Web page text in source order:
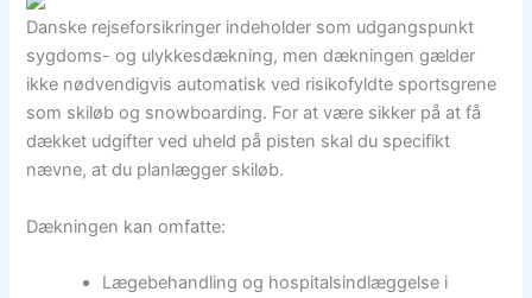
Danske rejseforsikringer indeholder som udgangspunkt
sygdoms- og ulykkesdækning, men dækningen gælder
ikke nødvendigvis automatisk ved risikofyldte sportsgrene
som skiløb og snowboarding. For at være sikker på at få
dækket udgifter ved uheld på pisten skal du specifikt
nævne, at du planlægger skiløb.
Dækningen kan omfatte:
Lægebehandling og hospitalsindlæggelse i